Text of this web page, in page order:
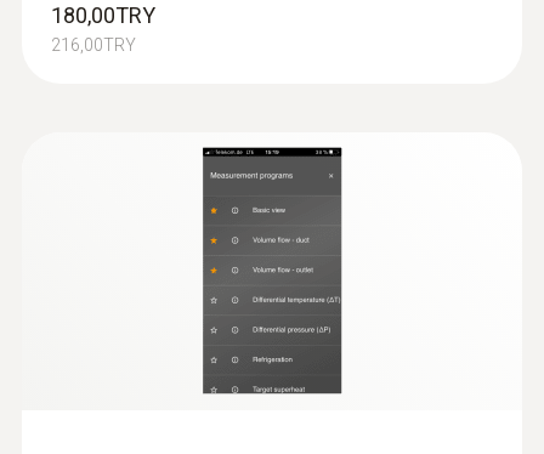
180,00TRY
216,00TRY